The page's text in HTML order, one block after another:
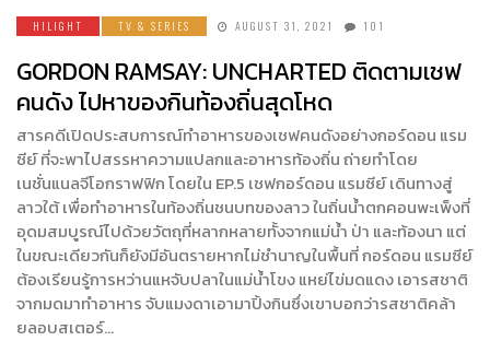
HILIGHT TV & SERIES AUGUST 31, 2021 101
GORDON RAMSAY: UNCHARTED ติดตามเชฟ
คนดัง ไปหาของกินท้องถิ่นสุดโหด
สารคดีเปิดประสบการณ์ทำอาหารของเชฟคนดังอย่างกอร์ดอน แรม
ซีย์ ที่จะพาไปสรรหาความแปลกและอาหารท้องถิ่น ถ่ายทำโดย
เนชั่นแนลจีโอกราฟฟิก โดยใน EP.5 เชฟกอร์ดอน แรมซีย์ เดินทางสู่
ลาวใต้ เพื่อทำอาหารในท้องถิ่นชนบทของลาว ในถิ่นน้ำตกคอนพะเพ็งที่
อุดมสมบูรณ์ไปด้วยวัตถุที่หลากหลายทั้งจากแม่น้ำ ป่า และท้องนา แต่
ในขณะเดียวกันก็ยังมีอันตรายหากไม่ชำนาญในพื้นที่ กอร์ดอน แรมซีย์
ต้องเรียนรู้การหว่านแหจับปลาในแม่น้ำโขง แหย่ไข่มดแดง เอารสชาติ
จากมดมาทำอาหาร จับแมงดาเอามาปิ้งกินซึ่งเขาบอกว่ารสชาติคล้า
ยลอบสเตอร์…